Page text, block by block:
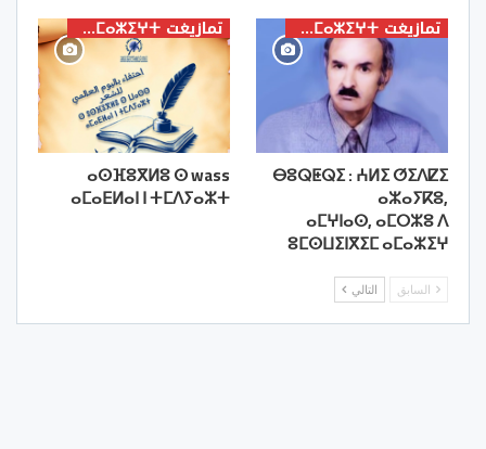
تمازيغت ⵜⴰⵎⴰⵣⵉⵖⵜ
ⴱⵓⵕⵟⵕⵉ : ⵄⵍⵉ ⵚⵉⴷⵇⵉ
ⴰⵣⴰⵢⴽⵓ,
ⴰⵎⵖⵏⴰⵙ, ⴰⵎⵔⵣⵓ ⴷ
ⵓⵎⵙⵡⵉⵏⴳⵉⵎ ⴰⵎⴰⵣⵉⵖ
تمازيغت ⵜⴰⵎⴰⵣⵉⵖⵜ
ⴰⵙⴼⵓⴳⵍⵓ ⵙ wass
ⴰⵎⴰⴹⵍⴰⵏ ⵏ ⵜⵎⴷⵢⴰⵣⵜ
السابق التالي